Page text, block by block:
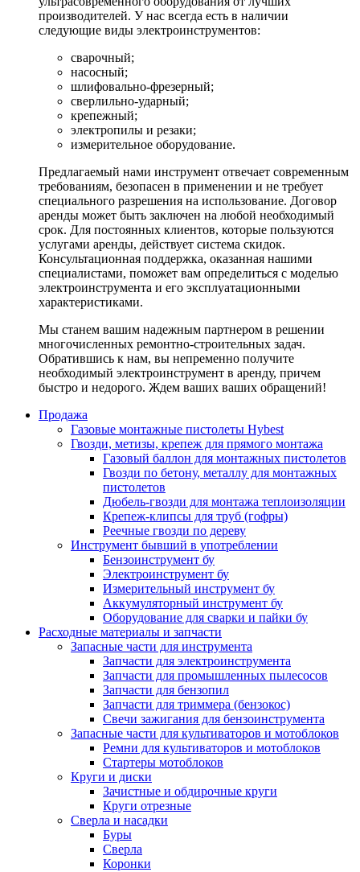
производителей. У нас всегда есть в наличии
следующие виды электроинструментов:
сварочный;
насосный;
шлифовально-фрезерный;
сверлильно-ударный;
крепежный;
электропилы и резаки;
измерительное оборудование.
Предлагаемый нами инструмент отвечает современным
требованиям, безопасен в применении и не требует
специального разрешения на использование. Договор
аренды может быть заключен на любой необходимый
срок. Для постоянных клиентов, которые пользуются
услугами аренды, действует система скидок.
Консультационная поддержка, оказанная нашими
специалистами, поможет вам определиться с моделью
электроинструмента и его эксплуатационными
характеристиками.
Мы станем вашим надежным партнером в решении
многочисленных ремонтно-строительных задач.
Обратившись к нам, вы непременно получите
необходимый электроинструмент в аренду, причем
быстро и недорого. Ждем ваших ваших обращений!
Продажа
Газовые монтажные пистолеты Hybest
Гвозди, метизы, крепеж для прямого монтажа
Газовый баллон для монтажных пистолетов
Гвозди по бетону, металлу для монтажных
пистолетов
Дюбель-гвозди для монтажа теплоизоляции
Крепеж-клипсы для труб (гофры)
Реечные гвозди по дереву
Инструмент бывший в употреблении
Бензоинструмент бу
Электроинструмент бу
Измерительный инструмент бу
Аккумуляторный инструмент бу
Оборудование для сварки и пайки бу
Расходные материалы и запчасти
Запасные части для инструмента
Запчасти для электроинструмента
Запчасти для промышленных пылесосов
Запчасти для бензопил
Запчасти для триммера (бензокос)
Свечи зажигания для бензоинструмента
Запасные части для культиваторов и мотоблоков
Ремни для культиваторов и мотоблоков
Стартеры мотоблоков
Круги и диски
Зачистные и обдирочные круги
Круги отрезные
Сверла и насадки
Буры
Сверла
Коронки